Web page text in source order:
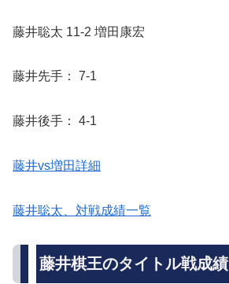
藤井聡太 11-2 増田康宏
藤井先手： 7-1
藤井後手： 4-1
藤井vs増田詳細
藤井聡太、対戦成績一覧
藤井棋王のタイトル戦成績